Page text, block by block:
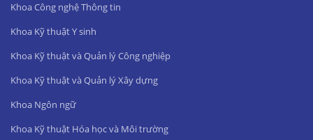
Khoa Công nghệ Thông tin
Khoa Kỹ thuật Y sinh
Khoa Kỹ thuật và Quản lý Công nghiệp
Khoa Kỹ thuật và Quản lý Xây dựng
Khoa Ngôn ngữ
Khoa Kỹ thuật Hóa học và Môi trường